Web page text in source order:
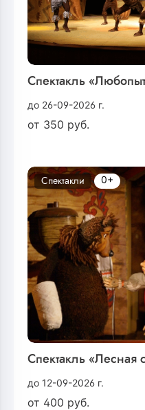
Спектакль
до 26-09-2026 г.
от 350 руб.
Спектакль «Лесная
до 12-09-2026 г.
от 400 руб.
Спектакли 0+